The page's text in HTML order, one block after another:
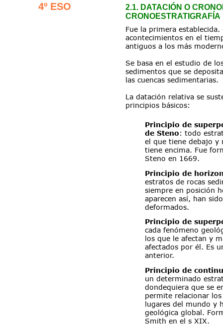
2.1. DATACIÓN O
CRONOESTRATIGRAFÍA
Fue la primera
acontecimientos en el
antiguos a los más
Se basa en el estudio de
sedimentos que se
las cuencas sedimentarias.
La datación relativa se
principios básicos:
Principio de
de Steno: todo
el que tiene debajo
tiene encima. Fue
Steno en 1669.
Principio de
estratos de rocas
siempre en posición
aparecen así, han
deformados.
Principio de
cada fenómeno
los que le afectan y
afectados por él. Es
anterior.
Principio de
un determinado
dondequiera que se
permite relacionar
lugares del mundo y
geológica global.
Smith en el s XIX.
4º ESO